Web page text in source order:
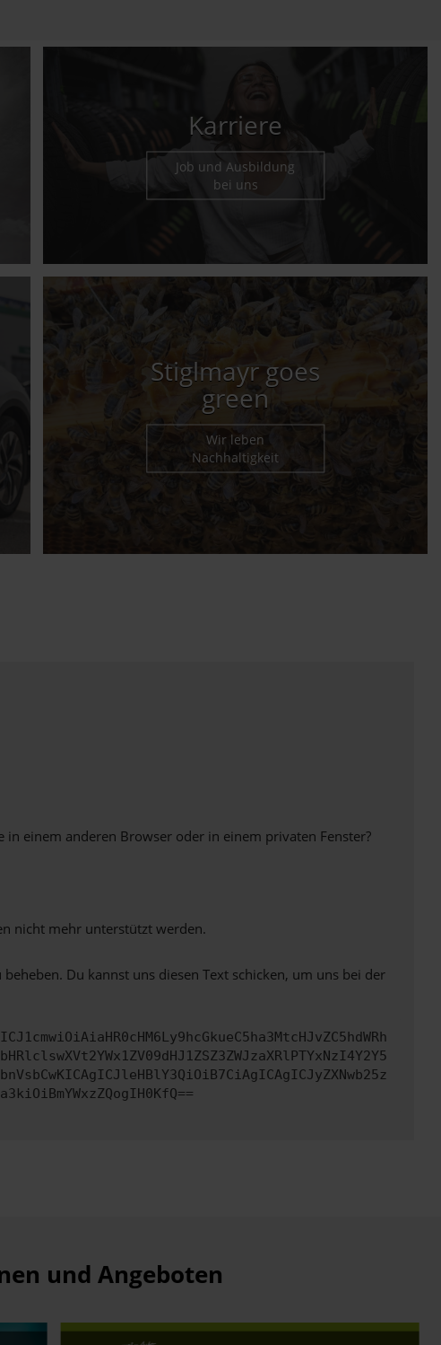
Karriere
Job und Ausbildung
bei uns
Stiglmayr goes
green
Wir leben
Nachhaltigkeit
einem anderen Browser oder in einem privaten Fenster?
nicht mehr unterstützt werden.
Du kannst uns diesen Text schicken, um uns bei der
und Angeboten